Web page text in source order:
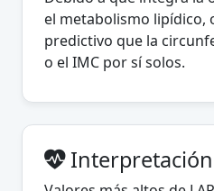
el metabolismo lipídico,
predictivo que la
o el IMC por sí solos.
Interpretación